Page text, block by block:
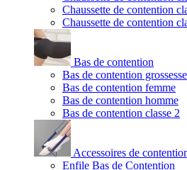
Chaussette de contention
Chaussette de contention
Bas de contention
Bas de contention grossesse
Bas de contention femme
Bas de contention homme
Bas de contention classe 2
Accessoires de
Enfile Bas de Contention